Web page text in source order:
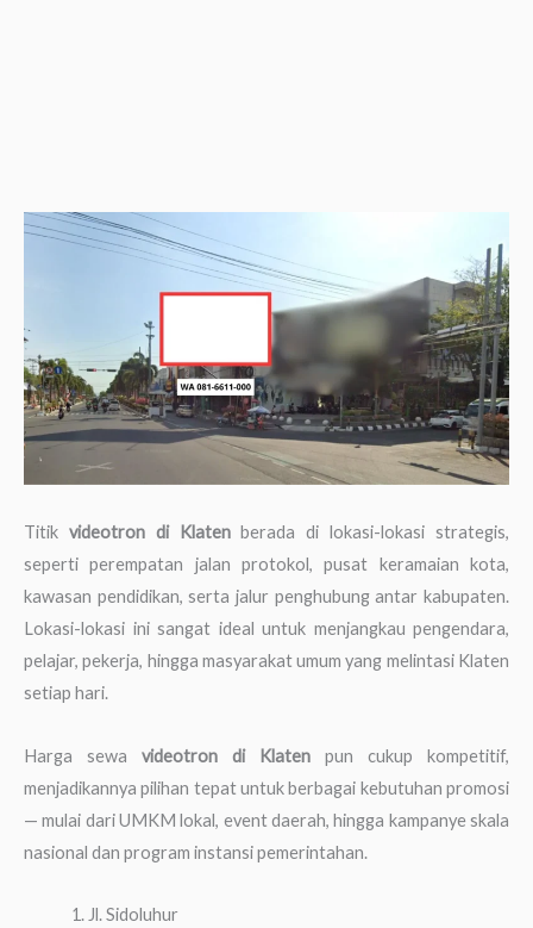
Titik videotron di Klatenberada di lokasi-lokasi strategis,
seperti perempatan jalan protokol, pusat keramaian kota,
kawasan pendidikan, serta jalur penghubung antar kabupaten.
Lokasi-lokasi ini sangat ideal untuk menjangkau pengendara,
pelajar, pekerja, hingga masyarakat umum yang melintasi Klaten
setiap hari.
Harga sewa videotron di Klaten pun cukup kompetitif,
menjadikannya pilihan tepat untuk berbagai kebutuhan promosi
— mulai dari UMKM lokal, event daerah, hingga kampanye skala
nasional dan program instansi pemerintahan.
1. Jl. Sidoluhur